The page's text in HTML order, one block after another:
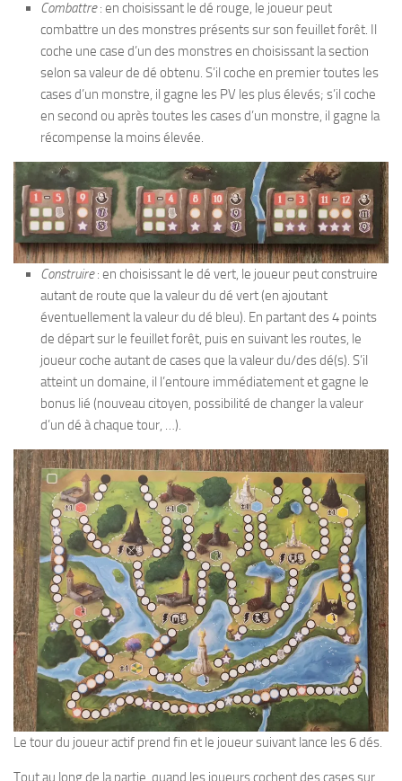
Combattre: en choisissant le dé rouge, le joueur peut
combattre un des monstres présents sur son feuillet forêt. Il
coche une case d’un des monstres en choisissant la section
selon sa valeur de dé obtenu. S’il coche en premier toutes les
cases d’un monstre, il gagne les PV les plus élevés; s’il coche
en second ou après toutes les cases d’un monstre, il gagne la
récompense la moins élevée.
Construire: en choisissant le dé vert, le joueur peut construire
autant de route que la valeur du dé vert (en ajoutant
éventuellement la valeur du dé bleu). En partant des 4 points
de départ sur le feuillet forêt, puis en suivant les routes, le
joueur coche autant de cases que la valeur du/des dé(s). S’il
atteint un domaine, il l’entoure immédiatement et gagne le
bonus lié (nouveau citoyen, possibilité de changer la valeur
d’un dé à chaque tour, …).
Le tour du joueur actif prend fin et le joueur suivant lance les 6 dés.
Tout au long de la partie, quand les joueurs cochent des cases sur